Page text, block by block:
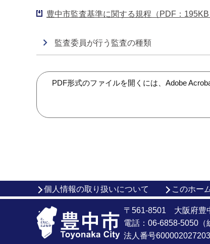
豊中市監査基準に関する規程（PDF：195KB
監査委員が行う監査の種類
PDF形式のファイルを開くには、Adobe
個人情報の取り扱いについて このホー
〒561-8501 大阪府豊
電話：06-6858-5050（
法人番号